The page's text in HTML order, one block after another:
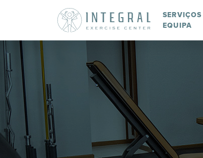
EQUIPA